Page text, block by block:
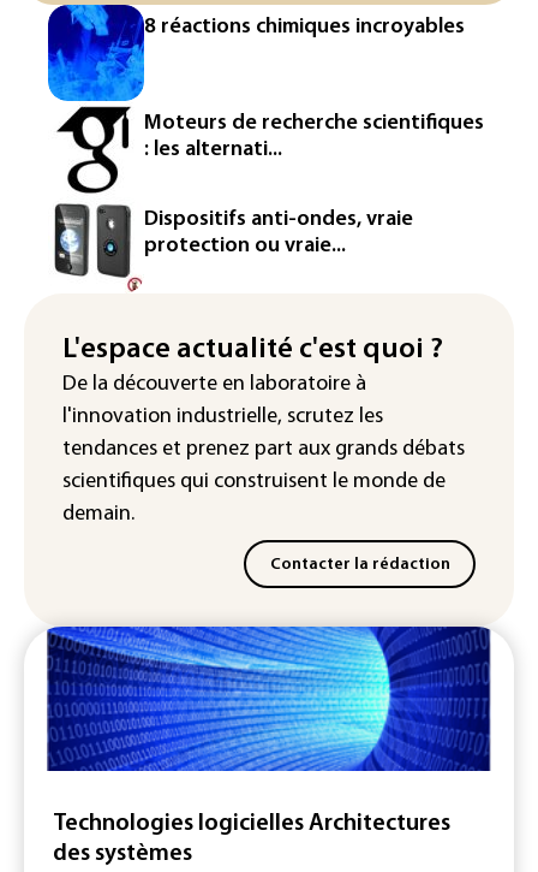
Les Etats-Unis veulent contrôler la
production d'un composant des
semiconducteurs et panneaux solaires
Washington étend le contrôle des
réseaux sociaux des étrangers
demandeurs de visas
Rugby: le Stade français victime d'une
cyberattaque
Enquête ouverte après la fuite des
d'Intermarché
La Slovaquie enregistre un record
absolu de 42,2°C (services
météorologiques)
8 réactions chimiques incroyables
Moteurs de recherche scientifiques
: les alternati...
Dispositifs anti-ondes, vraie
protection ou vraie...
L'espace actualité c'est quoi ?
De la découverte en laboratoire à
l'innovation industrielle, scrutez les
tendances et prenez part aux grands débats
scientifiques qui construisent le monde de
demain.
Contacter la rédaction
Technologies logicielles Architectures
des systèmes